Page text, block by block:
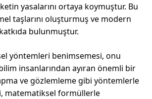
yasalarını ortaya koymuştur. Bu
taşlarını oluşturmuş ve modern
bulunmuştur.
yöntemleri benimsemesi, onu
insanlarından ayıran önemli bir
ve gözlemleme gibi yöntemlerle
matematiksel formüllerle